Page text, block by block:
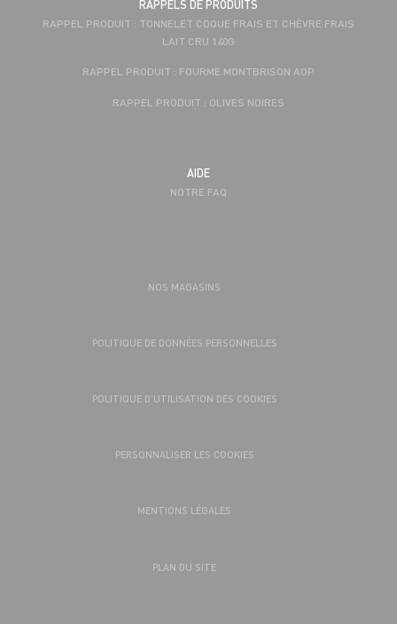
RAPPELS DE PRODUITS
RAPPEL PRODUIT : TONNELET COQUE FRAIS ET CHÈVRE FRAIS
LAIT CRU 140G
RAPPEL PRODUIT : FOURME MONTBRISON AOP
RAPPEL PRODUIT : OLIVES NOIRES
AIDE
NOTRE FAQ
NOS MAGASINS
POLITIQUE DE DONNÉES PERSONNELLES
POLITIQUE D’UTILISATION DES COOKIES
PERSONNALISER LES COOKIES
MENTIONS LÉGALES
PLAN DU SITE